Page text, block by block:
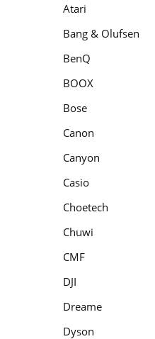
Atari
Bang & Olufsen
BenQ
BOOX
Bose
Canon
Canyon
Casio
Choetech
Chuwi
CMF
DJI
Dreame
Dyson